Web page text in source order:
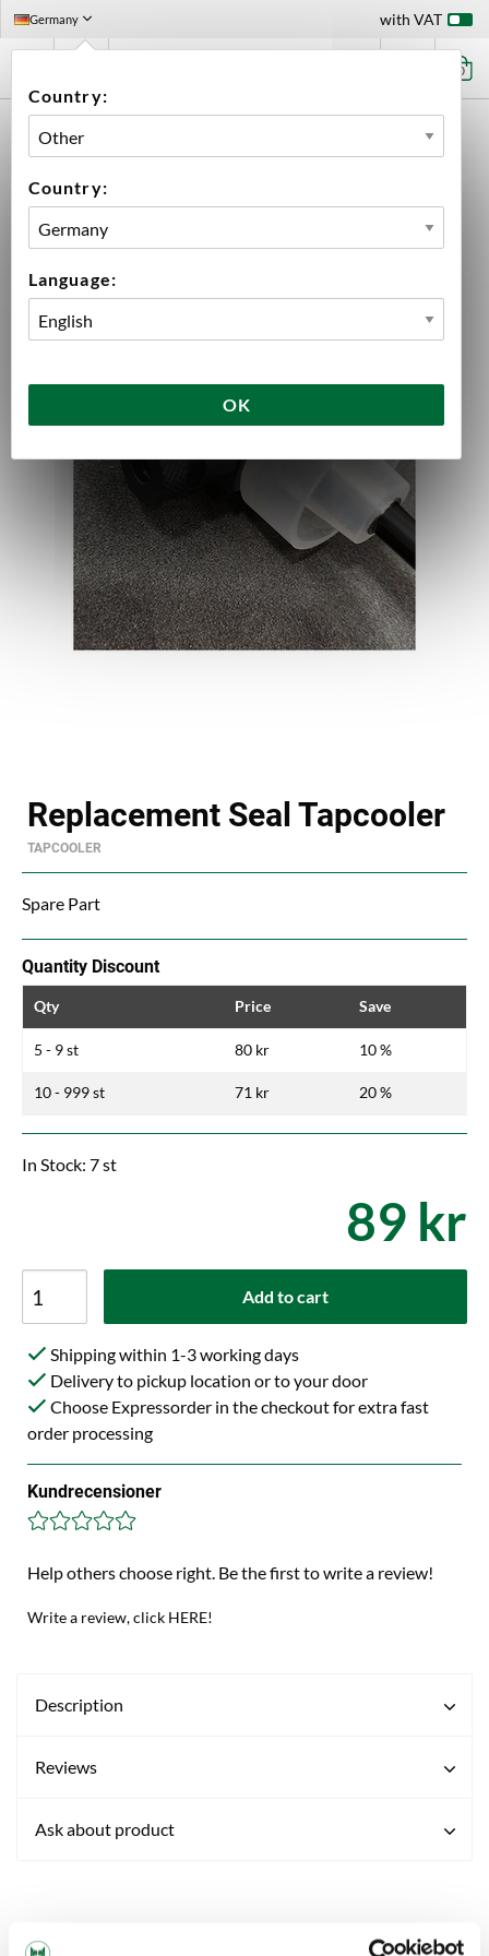
Germany
Country:
Country:
Language:
OK
with VAT
0
REPLACEMENT SEAL TAPCOOLER
Replacement Seal Tapcooler
TAPCOOLER
Spare Part
Quantity Discount
Qty Price Save
5 - 9 st 80 kr 10 %
10 - 999 st 71 kr 20 %
In Stock: 7 st
89 kr
Add to cart
Shipping within 1-3 working days
Delivery to pickup location or to your door
Choose Expressorder in the checkout for extra fast
order processing
Kundrecensioner
Help others choose right. Be the first to write a review!
Write a review, click HERE!
Description
Reviews
Ask about product